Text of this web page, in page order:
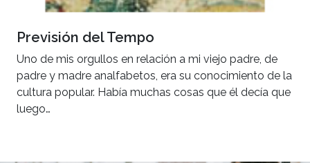
Previsión del Tempo
Uno de mis orgullos en relación a mi viejo padre, de
padre y madre analfabetos, era su conocimiento de la
cultura popular. Había muchas cosas que él decía que
luego…